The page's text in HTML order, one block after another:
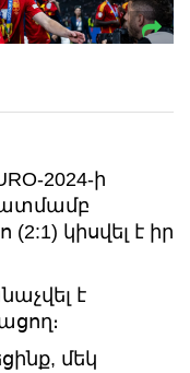
2024-ի
կիսվել է իր
է
մեկ